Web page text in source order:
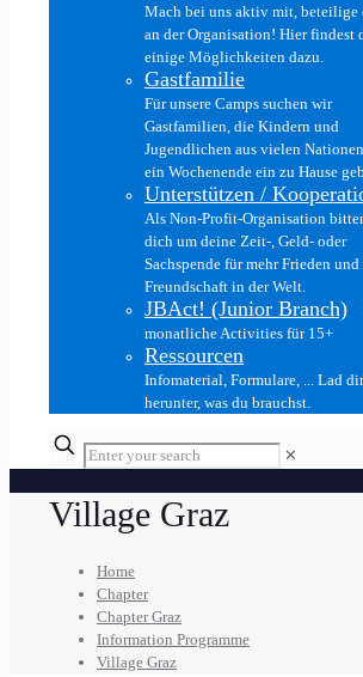
Mach bei uns aktiv mit, beteilige
an der Organisation! Hier findest
einige Möglichkeiten dazu.
Gastfamilie
Für unsere Camps suchen wir
Gastfamilien, die Kindern und
Jugendlichen aus vielen
ein Wochenende ein zu Hause
Unterstützen /
Als Non-Profit-Organisation
dich um deine Zeit-, Geld- oder
Sachspende für mehr Frieden und
Freundschaft in der Welt.
JBAct! (Junior Branch)
monatliche Activities für 15+
Ressourcen
Infomaterial, Formulare, ... Lad dir
herunter, was du brauchst.
✕
Village Graz
Home
Chapter
Chapter Graz
Information Programme
Village Graz